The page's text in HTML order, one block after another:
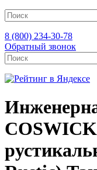
8 (800) 234-30-78
Обратный звонок